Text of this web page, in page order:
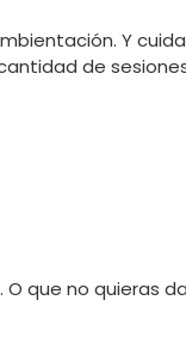
Y
de
. O que no quieras